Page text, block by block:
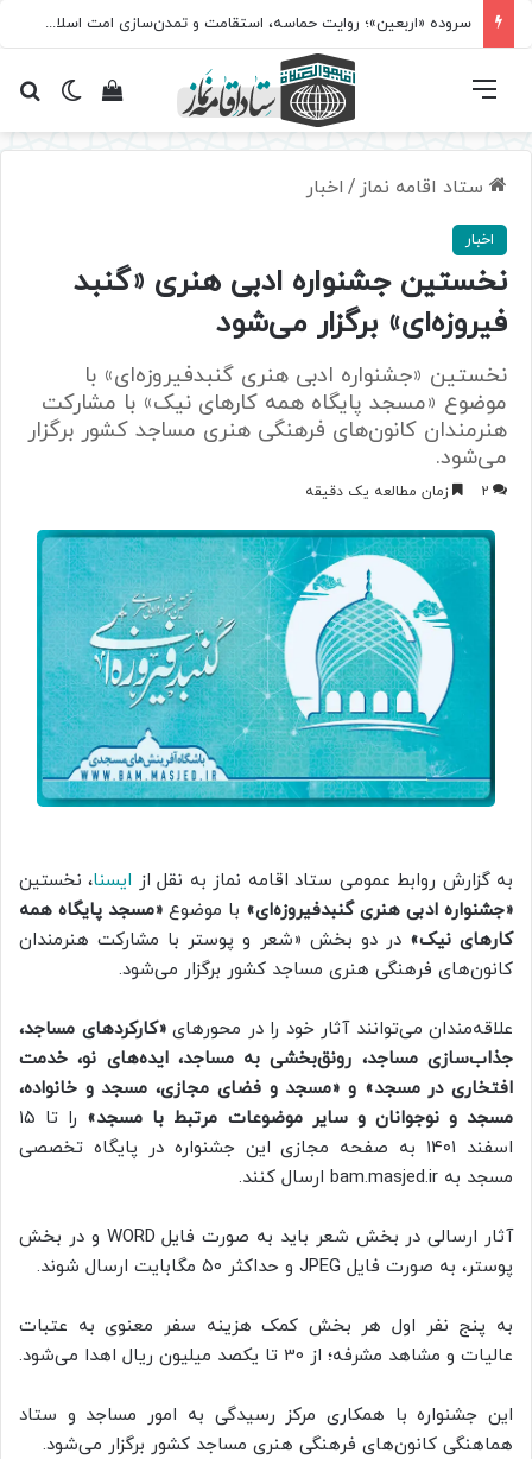
سروده‌ «اربعین»؛ روایت حماسه، استقامت و تمدن‌سازی امت اسلامی
تغییرمشاهده فهرست
ستاد اقامه نماز / اخبار
اخبار
نخستین جشنواره ادبی هنری «گنبد
فیروزه‌ای» برگزار می‌شود
نخستین «جشنواره ادبی هنری گنبدفیروزه‌ای» با
موضوع «مسجد پایگاه همه کارهای نیک» با مشارکت
هنرمندان کانون‌های فرهنگی هنری مساجد کشور برگزار
می‌شود.
2 زمان مطالعه یک دقیقه
به گزارش روابط عمومی ستاد اقامه نماز به نقل از ایسنا، نخستین
«جشنواره ادبی هنری گنبدفیروزه‌ای» با موضوع «مسجد پایگاه همه
کارهای نیک» در دو بخش «شعر و پوستر با مشارکت هنرمندان
کانون‌های فرهنگی هنری مساجد کشور برگزار می‌شود.
علاقه‌مندان می‌توانند آثار خود را در محورهای«کارکردهای مساجد،
جذاب‌سازی مساجد، رونق‌بخشی به مساجد، ایده‌های نو، خدمت
افتخاری در مسجد» و «مسجد و فضای مجازی، مسجد و خانواده،
مسجد و نوجوانان و سایر موضوعات مرتبط با مسجد»
را تا ۱۵
اسفند ۱۴۰۱ به صفحه مجازی این جشنواره در پایگاه تخصصی
مسجد به bam.masjed.ir ارسال کنند.
آثار ارسالی در بخش شعر باید به صورت فایل WORD و در بخش
پوستر، به صورت فایل JPEG و حداکثر ۵۰ مگابایت ارسال شوند.
به پنج نفر اول هر بخش کمک هزینه‌ سفر معنوی به عتبات
عالیات و مشاهد مشرفه؛ از 30 تا یکصد میلیون ریال اهدا می‌شود.
این جشنواره با همکاری مرکز رسیدگی به امور مساجد و ستاد
هماهنگی کانون‌های فرهنگی هنری مساجد کشور برگزار می‌شود.